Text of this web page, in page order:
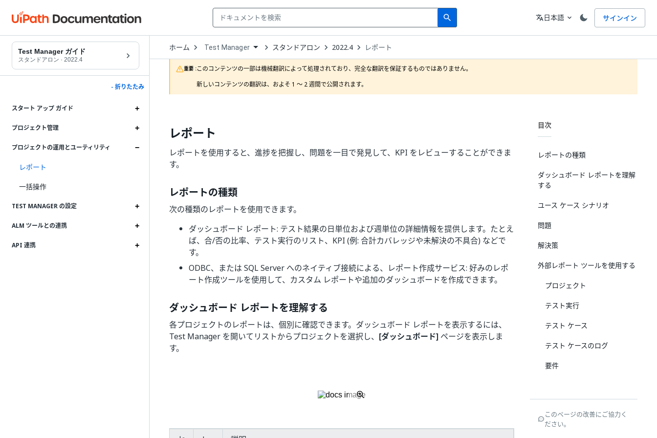
search
Search 言語
translate日本語 expand_more サインイン
Test Manager ガイド
スタンドアロン · 2022.4
- 折りたたみ
スタート アップ ガイド
プロジェクト管理
プロジェクトの運用とユーティリティ
レポート
一括操作
TEST MANAGER の設定
ALM ツールとの連携
API 連携
ホーム Open
Dropdown
to
choose
product
Test Manager スタンドアロン 2022.4 レポート
重要 :このコンテンツの一部は機械翻訳によって処理されており、完全な翻訳を保証するものではありません。
新しいコンテンツの翻訳は、およそ 1 ～ 2 週間で公開されます。
レポート
レポートを使用すると、進捗を把握し、問題を一目で発見して、KPI をレビューすることができま
す。
レポートの種類
次の種類のレポートを使用できます。
ダッシュボード レポート: テスト結果の日単位および週単位の詳細情報を提供します。たとえ
ば、合/否の比率、テスト実行のリスト、KPI (例: 合計カバレッジや未解決の不具合) などで
す。
ODBC、または SQL Server へのネイティブ接続による、レポート作成サービス: 好みのレポ
ート作成ツールを使用して、カスタム レポートや追加のダッシュボードを作成できます。
ダッシュボード レポートを理解する
各プロジェクトのレポートは、個別に確認できます。ダッシュボード レポートを表示するには、
Test Manager を開いてリストからプロジェクトを選択し、 [ダッシュボード] ページを表示しま
す。
目次
レポートの種類
ダッシュボード レポートを理解
する
ユース ケース シナリオ
問題
解決策
外部レポート ツールを使用する
プロジェクト
テスト実行
テスト ケース
テスト ケースのログ
要件
このページの改善にご協力く
ださい。